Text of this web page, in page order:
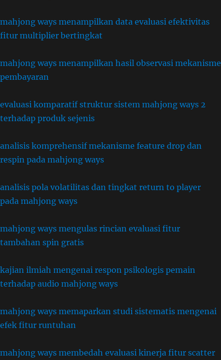
mahjong ways menampilkan data evaluasi efektivitas
fitur multiplier bertingkat
mahjong ways menampilkan hasil observasi mekanisme
pembayaran
evaluasi komparatif struktur sistem mahjong ways 2
terhadap produk sejenis
analisis komprehensif mekanisme feature drop dan
respin pada mahjong ways
analisis pola volatilitas dan tingkat return to player
pada mahjong ways
mahjong ways mengulas rincian evaluasi fitur
tambahan spin gratis
kajian ilmiah mengenai respon psikologis pemain
terhadap audio mahjong ways
mahjong ways memaparkan studi sistematis mengenai
efek fitur runtuhan
mahjong ways membedah evaluasi kinerja fitur scatter